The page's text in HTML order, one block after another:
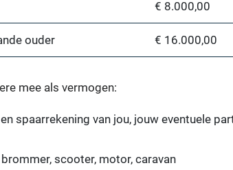
€ 8.000,00
ouder € 16.000,00
mee als vermogen:
spaarrekening van jou, jouw eventuele
scooter, motor, caravan